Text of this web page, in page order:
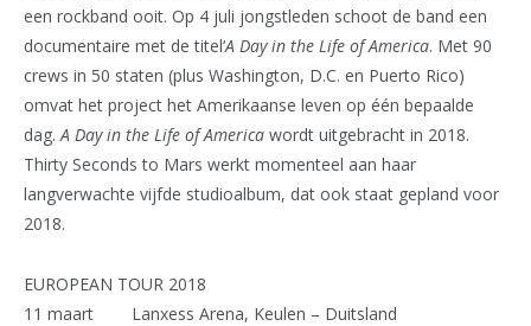
een rockband ooit. Op 4 juli jongstleden schoot de band een
documentaire met de titel‘A Day in the Life of America. Met 90
crews in 50 staten (plus Washington, D.C. en Puerto Rico)
omvat het project het Amerikaanse leven op één bepaalde
dag.A Day in the Life of America wordt uitgebracht in 2018.
Thirty Seconds to Mars werkt momenteel aan haar
langverwachte vijfde studioalbum, dat ook staat gepland voor
2018.
EUROPEAN TOUR 2018
11 maart Lanxess Arena, Keulen – Duitsland